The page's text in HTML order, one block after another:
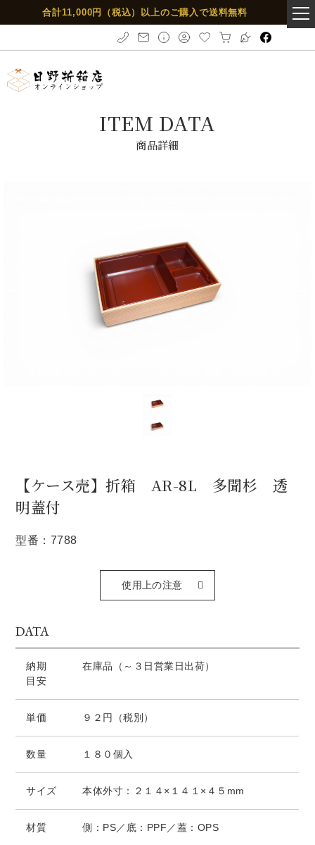
合計11,000円（税込）以上のご購入で送料無料
ITEM DATA
商品詳細
【ケース売】折箱 AR-8L 多聞杉 透
明蓋付
型番：7788
使用上の注意
DATA
納期
目安
在庫品（～３日営業日出荷）
単価 ９２円（税別）
数量 １８０個入
サイズ 本体外寸：２１４×１４１×４５mm
材質 側：PS／底：PPF／蓋：OPS
t
g